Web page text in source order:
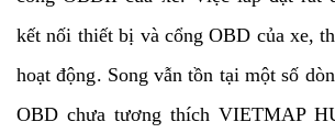
kết nối thiết bị và cổng OBD của xe,
hoạt động. Song vẫn tồn tại một số
OBD chưa tương thích VIETMAP